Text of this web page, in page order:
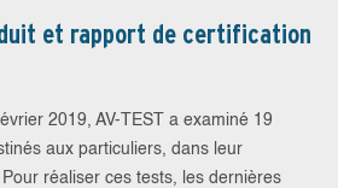
et rapport de certification
2019, AV-TEST a examiné 19
aux particuliers, dans leur
réaliser ces tests, les dernières